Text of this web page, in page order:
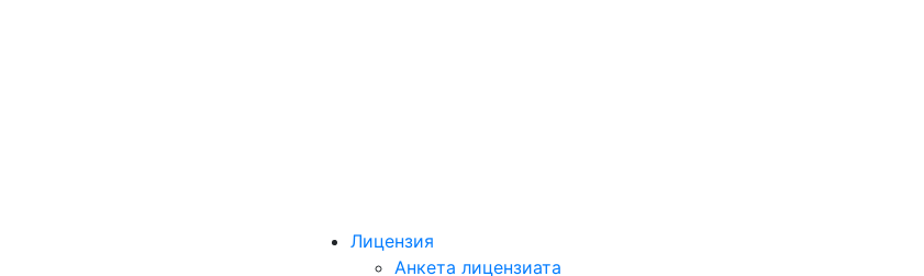
Лицензия
Анкета лицензиата